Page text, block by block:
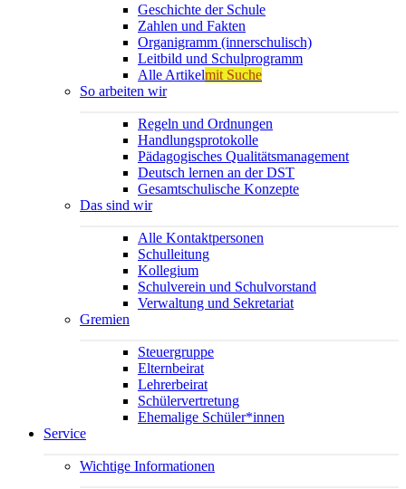
Geschichte der Schule
Zahlen und Fakten
Organigramm (innerschulisch)
Leitbild und Schulprogramm
Alle Artikelmit Suche
So arbeiten wir
Regeln und Ordnungen
Handlungsprotokolle
Pädagogisches Qualitätsmanagement
Deutsch lernen an der DST
Gesamtschulische Konzepte
Das sind wir
Alle Kontaktpersonen
Schulleitung
Kollegium
Schulverein und Schulvorstand
Verwaltung und Sekretariat
Gremien
Steuergruppe
Elternbeirat
Lehrerbeirat
Schülervertretung
Ehemalige Schüler*innen
Service
Wichtige Informationen